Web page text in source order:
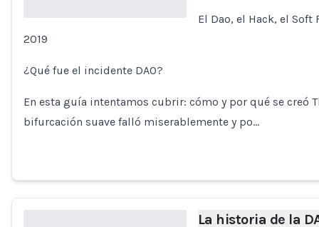
El Dao, el Hack, el
2019
¿Qué fue el incidente DAO?
En esta guía intentamos cubrir: cómo y por qué se creó
bifurcación suave falló miserablemente y po…
La historia de la